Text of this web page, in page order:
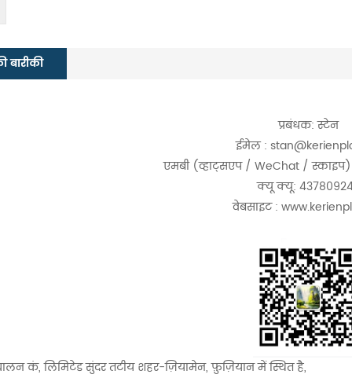
बारीकी
प्रबंधक: स्टेन
ईमेल :
एमबी (व्हाट्सएप / WeChat /
क्यू क्यू:
वेबसाइट :
कं, लिमिटेड सुंदर तटीय शहर-ज़ियामेन, फ़ुज़ियान में स्थित है,